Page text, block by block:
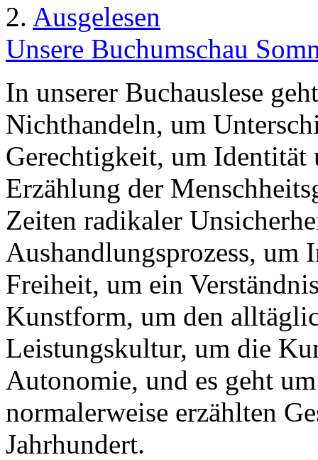
2. Ausgelesen
Unsere Buchumschau
In unserer Buchauslese
Nichthandeln, um
Gerechtigkeit, um Identität
Erzählung der
Zeiten radikaler
Aushandlungsprozess, um
Freiheit, um ein
Kunstform, um den
Leistungskultur, um die
Autonomie, und es geht
normalerweise erzählten
Jahrhundert.